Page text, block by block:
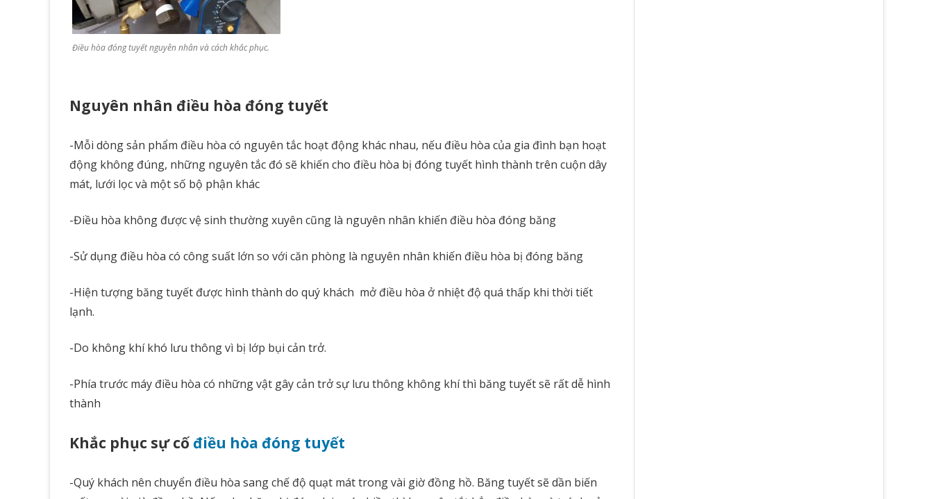
Điều hòa đóng tuyết nguyên nhân và cách khắc phục.
Nguyên nhân điều hòa đóng tuyết
-Mỗi dòng sản phẩm điều hòa có nguyên tắc hoạt động khác nhau, nếu điều hòa của gia đình bạn hoạt
động không đúng, những nguyên tắc đó sẽ khiến cho điều hòa bị đóng tuyết hình thành trên cuộn dây
mát, lưới lọc và một số bộ phận khác
-Điều hòa không được vệ sinh thường xuyên cũng là nguyên nhân khiến điều hòa đóng băng
-Sử dụng điều hòa có công suất lớn so với căn phòng là nguyên nhân khiến điều hòa bị đóng băng
-Hiện tượng băng tuyết được hình thành do quý khách mở điều hòa ở nhiệt độ quá thấp khi thời tiết
lạnh.
-Do không khí khó lưu thông vì bị lớp bụi cản trở.
-Phía trước máy điều hòa có những vật gây cản trở sự lưu thông không khí thì băng tuyết sẽ rất dễ hình
thành
Khắc phục sự cố điều hòa đóng tuyết
-Quý khách nên chuyển điều hòa sang chế độ quạt mát trong vài giờ đồng hồ. Băng tuyết sẽ dần biến